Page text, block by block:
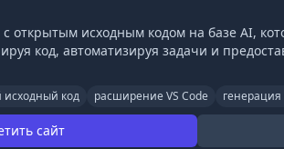
открытым исходным кодом на базе AI,
код, автоматизируя задачи и
исходный код расширение VS Code генерация
сайт